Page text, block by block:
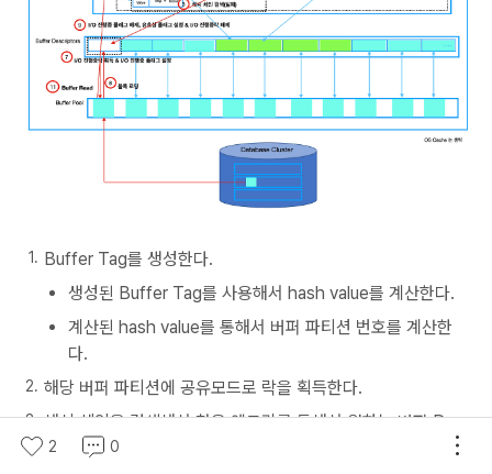
Buffer Tag를 생성한다.
생성된 Buffer Tag를 사용해서 hash value를 계산한다.
계산된 hash value를 통해서 버퍼 파티션 번호를 계산한
다.
해당 버퍼 파티션에 공유모드로 락을 획득한다.
해시 체인을 검색해서 찾은 엔트리를 통해서 원하는 버퍼 Des
criptors 배열 인덱스를 찾지만 실패한다.
2 0